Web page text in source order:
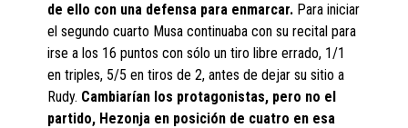
de ello con una defensa para enmarcar. Para iniciar
el segundo cuarto Musa continuaba con su recital para
irse a los 16 puntos con sólo un tiro libre errado, 1/1
en triples, 5/5 en tiros de 2, antes de dejar su sitio a
Rudy. Cambiarían los protagonistas, pero no el
partido, Hezonja en posición de cuatro en esa